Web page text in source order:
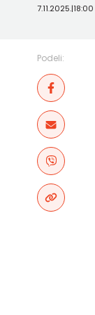
7.11.2025.|18:00
Podeli: